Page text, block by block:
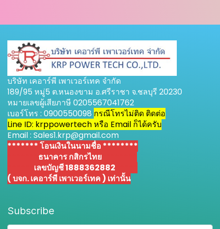
บริษัท เคอาร์พี เพาเวอร์เทค จำกัด
189/95 หมู่5 ต.หนองขาม อ.ศรีราชา จ.ชลบุรี 20230
หมายเลขผู้เสียภาษี 0205567041762
เบอร์โทร : 0900550098 กรณีโทรไม่ติด ติดต่อ
Line ID: krppowertech หรือ Email ก็ได้ครับ
Email : Sales1.krp@gmail.com
******* โอนเงินในนามชื่อ ********
ธนาคาร กสิกรไทย
เลขบัญชี 1888362882
( บจก. เคอาร์พี เพาเวอร์เทค ) เท่านั้น
Subscribe